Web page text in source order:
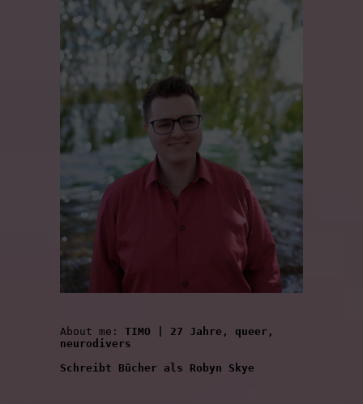
About me: TIMO | 27 Jahre, queer,
neurodivers
Schreibt Bücher als Robyn Skye